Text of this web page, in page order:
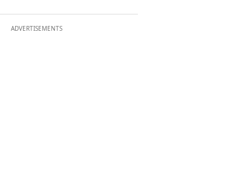
ADVERTISEMENTS